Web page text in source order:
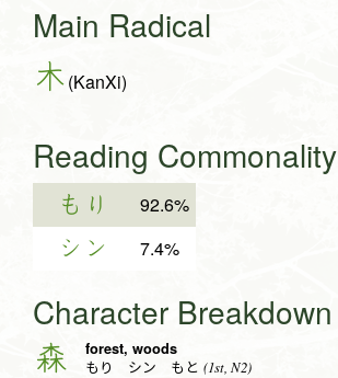
Main Radical
木(KanXi)
Reading Commonality
もり 92.6%
シン 7.4%
Character Breakdown
森 forest, woods
もり シン もと (1st, N2)